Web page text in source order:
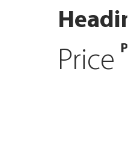
Price